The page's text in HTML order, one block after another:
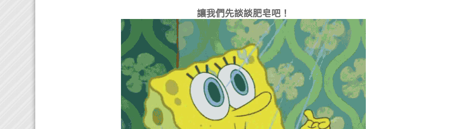
讓我們先談談肥皂吧！